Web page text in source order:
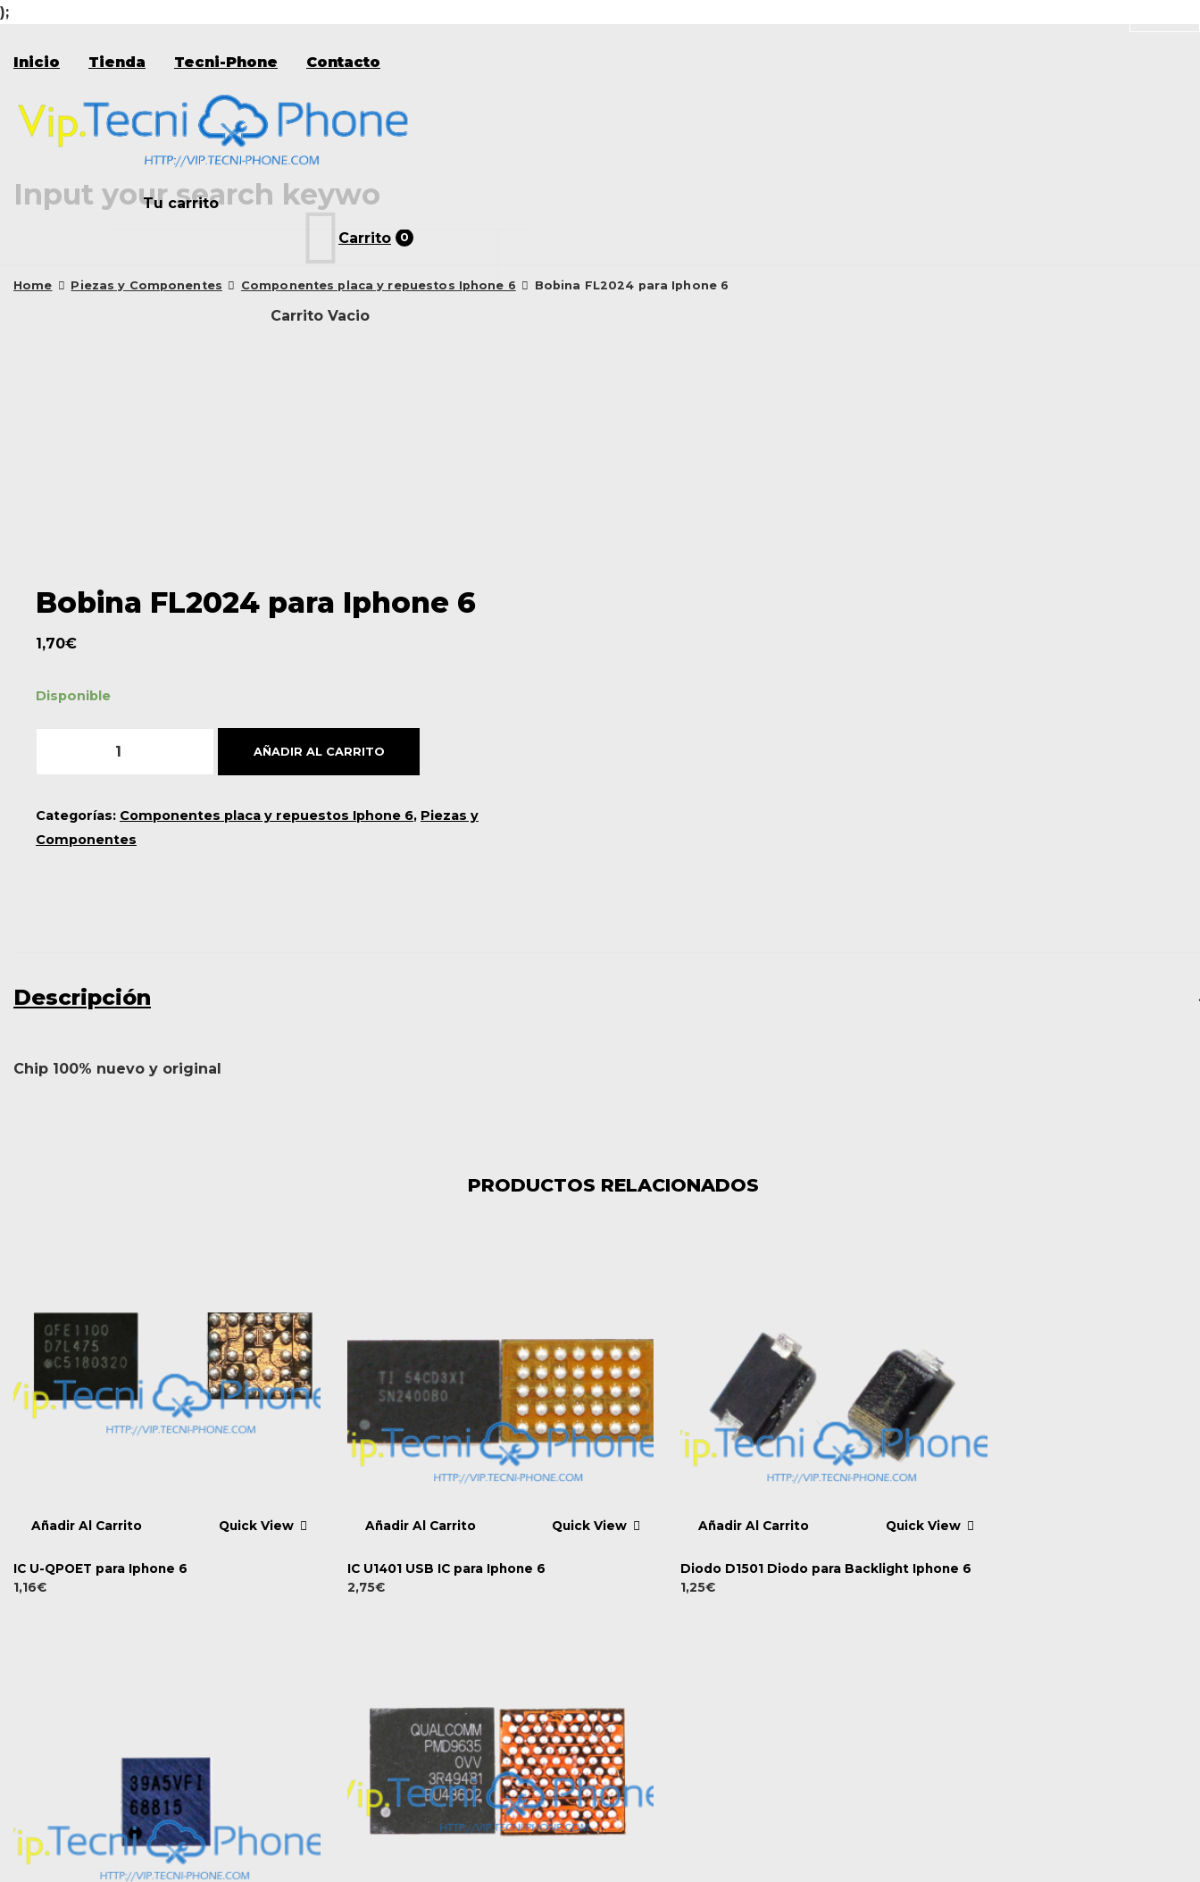
);
toInicio Tienda Tecni-Phone Contacto
Carrito 0
Tu carrito
Carrito Vacio
Home Piezas y Componentes Componentes placa y repuestos Iphone 6 Bobina FL2024 para Iphone 6
Bobina FL2024 para Iphone 6
1,70€
Disponible
AÑADIR AL CARRITO
Categorías: Componentes placa y repuestos Iphone 6, Piezas y
Componentes
Descripción
Chip 100% nuevo y original
PRODUCTOS RELACIONADOS
Añadir Al Carrito Quick View
IC U-QPOET para Iphone 6
1,16€
Añadir Al Carrito Quick View
IC U1401 USB IC para Iphone 6
2,75€
Añadir Al Carrito Quick View
Diodo D1501 Diodo para Backlight Iphone 6
1,25€